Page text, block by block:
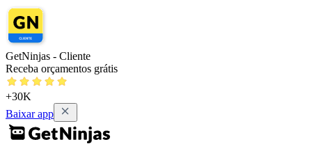
GetNinjas - Cliente
Receba orçamentos grátis
+30K
Baixar app